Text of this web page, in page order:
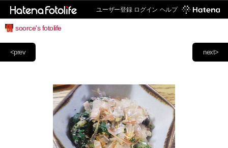
ユーザー登録 ログイン ヘルプ
soorce's fotolife
next>
<prev